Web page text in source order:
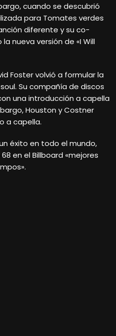
cuando se descubrió
para Tomates verdes
diferente y su co-
nueva versión de «I Will
Foster volvió a formular la
Su compañía de discos
una introducción a capella
Houston y Costner
a capella.
éxito en todo el mundo,
en el Billboard «mejores